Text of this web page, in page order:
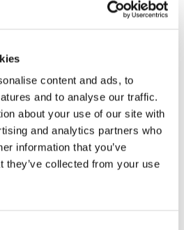
content and ads, to
and to analyse our traffic.
about your use of our site with
and analytics partners who
information that you’ve
they’ve collected from your use